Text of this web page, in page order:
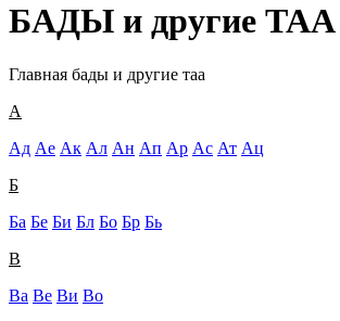
БАДЫ и другие ТАА
Главная бады и другие таа
А
Ад Ае Ак Ал Ан Ап Ар Ас Ат Ац
Б
Ба Бе Би Бл Бо Бр Бь
В
Ва Ве Ви Во